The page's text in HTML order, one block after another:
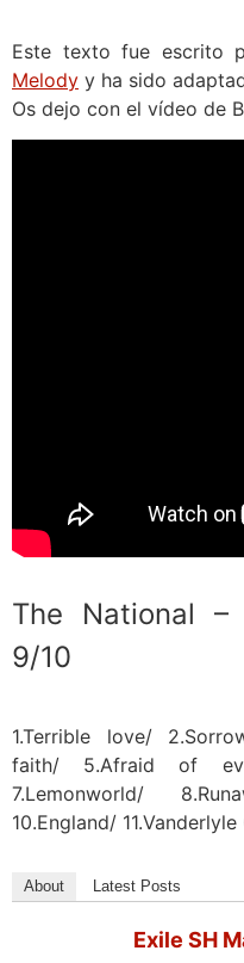
Este texto fue escrito
Melody y ha sido
Os dejo con el vídeo de
The National –
9/10
1.Terrible love/
faith/ 5.Afraid of
7.Lemonworld/
10.England/
About Latest Posts
Exile SH